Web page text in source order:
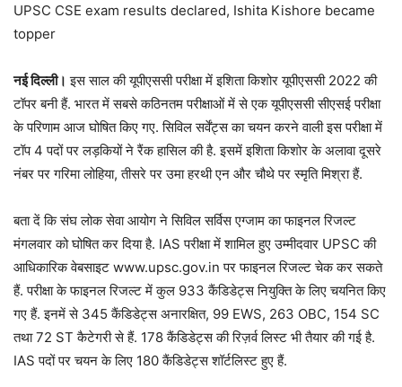
UPSC CSE exam results declared, Ishita Kishore became
topper
नई दिल्ली। इस साल की यूपीएससी परीक्षा में इशिता किशोर यूपीएससी 2022 की
टॉपर बनी हैं. भारत में सबसे कठिनतम परीक्षाओं में से एक यूपीएससी सीएसई परीक्षा
के परिणाम आज घोषित किए गए. सिविल सर्वेंट्स का चयन करने वाली इस परीक्षा में
टॉप 4 पदों पर लड़कियों ने रैंक हासिल की है. इसमें इश‍िता किशोर के अलावा दूसरे
नंबर पर गरिमा लोहिया, तीसरे पर उमा हरथी एन और चौथे पर स्मृति मिश्रा हैं.
बता दें कि संघ लोक सेवा आयोग ने सिविल सर्विस एग्‍जाम का फाइनल रिजल्‍ट
मंगलवार को घोषित कर दिया है. IAS परीक्षा में शामिल हुए उम्मीदवार UPSC की
आधिकारिक वेबसाइट www.upsc.gov.in पर फाइनल रिजल्‍ट चेक कर सकते
हैं. परीक्षा के फाइनल रिजल्‍ट में कुल 933 कैंडिडेट्स नियुक्ति के लिए चयनित किए
गए हैं. इनमें से 345 कैंडिडेट्स अनारक्षित, 99 EWS, 263 OBC, 154 SC
तथा 72 ST कैटेगरी से हैं. 178 कैंडिडेट्स की रिज़र्व लिस्‍ट भी तैयार की गई है.
IAS पदों पर चयन के लिए 180 कैंडिडेट्स शॉर्टलिस्‍ट हुए हैं.